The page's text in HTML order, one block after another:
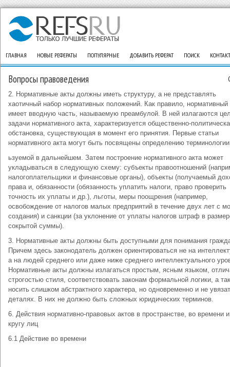
ГЛАВНАЯ НОВЫЕ РЕФЕРАТЫ ПОПУЛЯРНЫЕ ДОБАВИТЬ РЕФЕРАТ ПОИСК
Вопросы правоведения
2. Нормативные акты должны иметь структуру, а не представлять
хаотичный набор нормативных положений. Как правило, нормативный
имеет вводную часть, называемую преамбулой. В ней излагаются
задачи нормативного акта, характеризуется общественно-
обстановка, существующая в момент его принятия. Первые статьи
нормативного акта могут быть посвящены определению
ьзуемой в дальнейшем. Затем построение нормативного акта может
укладываться в следующую схему: субъекты правоотношений
налогоплательщики и финансовые органы), объекты (получаемый
права и, обязанности (обязанность уплатить налоги, право проверить
точность их уплаты и др.), льготы, меры поощрения (например,
освобождение от налогов малых предприятий в течение двух лет с
создания) и санкции (за уклонение от уплаты налогов штраф в
сокрытой суммы).
3. Нормативные акты должны быть доступными для понимания
Причем здесь законодатель должен ориентироваться не на
а на людей среднего или даже ниже среднего интеллектуального
Нормативные акты должны излагаться простым, ясным языком,
строгостью стиля, соответствовать законам формальной логики, а
носить слишком абстрактного характера, но одновременно и не
деталях. В них не должно быть сложных юридических терминов.
6. Действия нормативно-правовых актов в пространстве, во времени
кругу лиц
6.1 Действие во времени